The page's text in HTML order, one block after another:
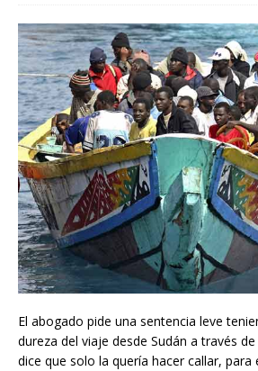
El abogado pide una sentencia leve
dureza del viaje desde Sudán a través
dice que solo la quería hacer callar, para